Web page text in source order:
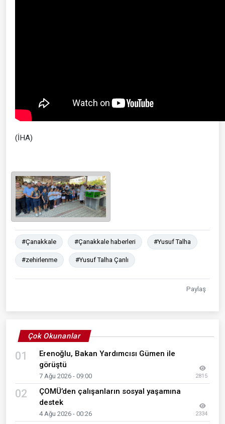
(İHA)
#Çanakkale #Çanakkale haberleri #Yusuf Talha
#zehirlenme #Yusuf Talha Çanlı
Paylaş
Çok Okunanlar
01
Erenoğlu, Bakan Yardımcısı Gümen ile
görüştü
7 Ağu 2026 - 09:00 2815
02
ÇOMÜ’den çalışanların sosyal yaşamına
destek
4 Ağu 2026 - 00:26 2334